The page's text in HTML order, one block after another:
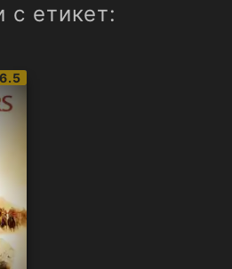
с етикет:
IMDb
рейтинг:
6.5